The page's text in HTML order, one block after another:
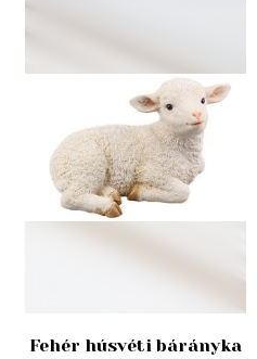
Fehér húsvéti bárányka